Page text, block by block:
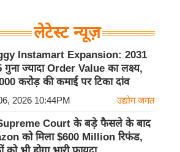
लेटेस्ट न्यूज़
Instamart Expansion: 2031
ज्यादा Order Value का लक्ष्य,
करोड़ की कमाई पर टिका दांव
2026 10:44PM उद्योग जगत
Court के बड़े फैसले के बाद
को मिला $600 Million रिफंड,